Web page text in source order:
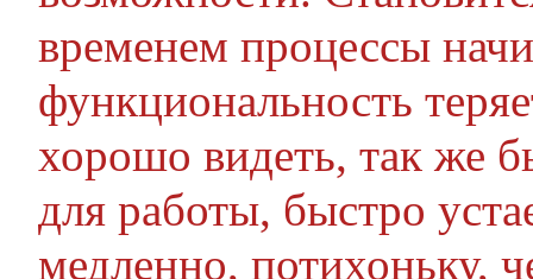
временем процессы
функциональность
хорошо видеть, так же
для работы, быстро
медленно, потихоньку,